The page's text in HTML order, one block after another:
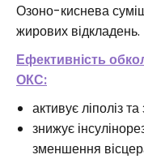
Озоно-киснева
жирових відкладень.
Ефективність
ОКС:
активує ліполіз
знижує
зменшення